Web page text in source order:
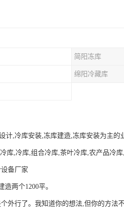
简阳冻库
绵阳冷藏库
计,冷库安装,冻库建造,冻库安装为主
库,冷库,组合冷库,茶叶冷库,农产品冷
备厂家
两个1200平。
外行了。我知道你的想法,但你的方法